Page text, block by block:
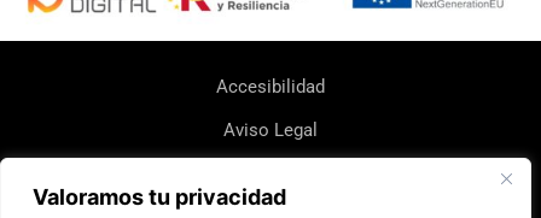
Valoramos tu privacidad
Accesibilidad
Aviso Legal